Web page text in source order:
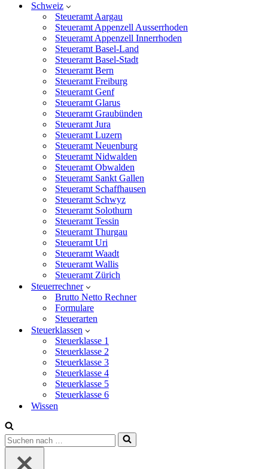
Schweiz
Steueramt Aargau
Steueramt Appenzell Ausserrhoden
Steueramt Appenzell Innerrhoden
Steueramt Basel-Land
Steueramt Basel-Stadt
Steueramt Bern
Steueramt Freiburg
Steueramt Genf
Steueramt Glarus
Steueramt Graubünden
Steueramt Jura
Steueramt Luzern
Steueramt Neuenburg
Steueramt Nidwalden
Steueramt Obwalden
Steueramt Sankt Gallen
Steueramt Schaffhausen
Steueramt Schwyz
Steueramt Solothurn
Steueramt Tessin
Steueramt Thurgau
Steueramt Uri
Steueramt Waadt
Steueramt Wallis
Steueramt Zürich
Steuerrechner
Brutto Netto Rechner
Formulare
Steuerarten
Steuerklassen
Steuerklasse 1
Steuerklasse 2
Steuerklasse 3
Steuerklasse 4
Steuerklasse 5
Steuerklasse 6
Wissen
Suchen
nach …